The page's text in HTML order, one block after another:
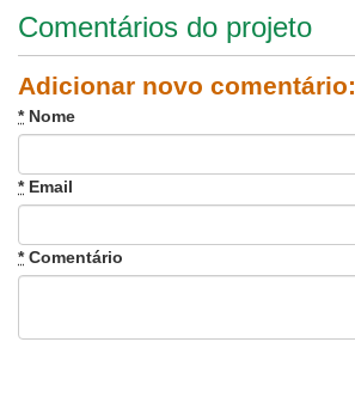
Comentários do projeto
Adicionar novo comentário:
*Nome
*Email
*Comentário